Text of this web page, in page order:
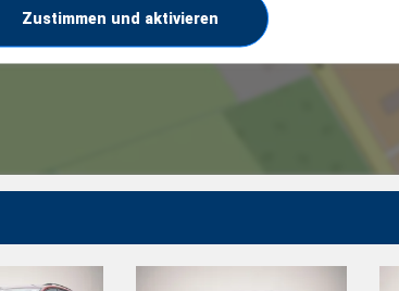
Zustimmen und aktivieren